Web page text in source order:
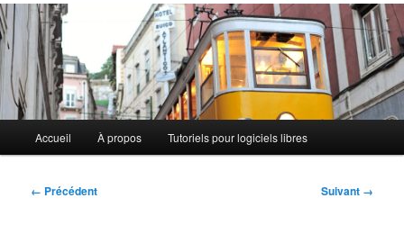
principal
Accueil À propos Tutoriels pour logiciels libres
Navigation
← Précédent Suivant →